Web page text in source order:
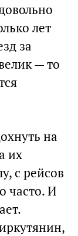
лет
за
— то
на
их
с рейсов
часто. И